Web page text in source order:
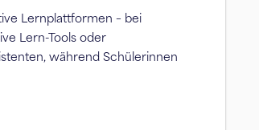
Lernplattformen – bei
Lern-Tools oder
während Schülerinnen